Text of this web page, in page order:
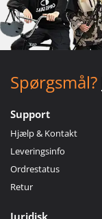
Spørgsmål?
Support
Hjælp & Kontakt
Leveringsinfo
Ordrestatus
Retur
Juridisk